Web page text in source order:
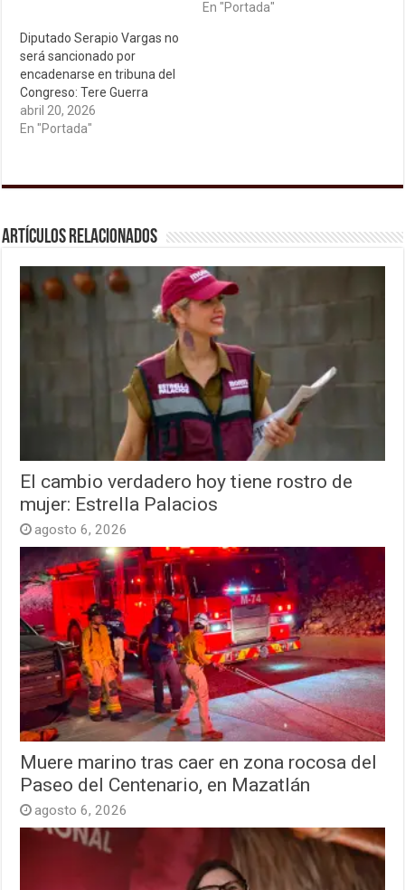
En "Portada"
Diputado Serapio Vargas no
será sancionado por
encadenarse en tribuna del
Congreso: Tere Guerra
abril 20, 2026
En "Portada"
Artículos relacionados
El cambio verdadero hoy tiene rostro de
mujer: Estrella Palacios
agosto 6, 2026
Muere marino tras caer en zona rocosa del
Paseo del Centenario, en Mazatlán
agosto 6, 2026